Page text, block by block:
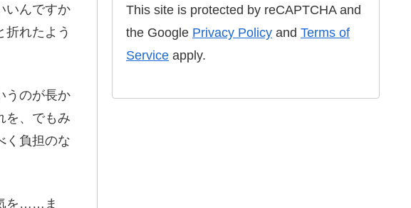
いんですか
れたよう
うのが長か
を、でもみ
く負担のな
を……ま
This site is protected by reCAPTCHA and
the Google Privacy Policy and Terms of
Service apply.